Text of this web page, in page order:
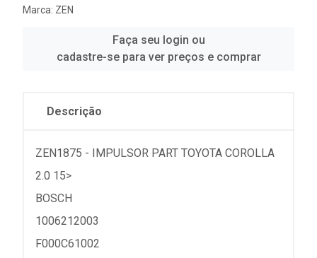
Marca: ZEN
Faça seu login ou
cadastre-se para ver preços e comprar
Descrição
ZEN1875 - IMPULSOR PART TOYOTA COROLLA
2.0 15>
BOSCH
1006212003
F000C61002